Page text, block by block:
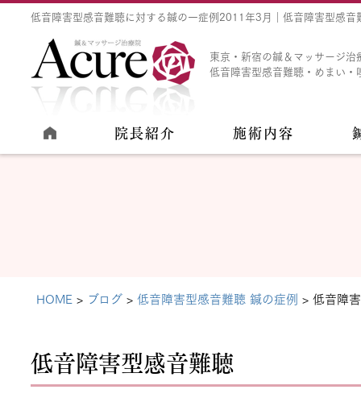
低音障害型感音難聴に対する鍼の一症例2011年3月｜低音障害型感
東京・新宿の鍼＆マッサージ治
低音障害型感音難聴・めまい
院長紹介 施術内容
HOME ブログ 低音障害型感音難聴 鍼の症例 低音障
低音障害型感音難聴